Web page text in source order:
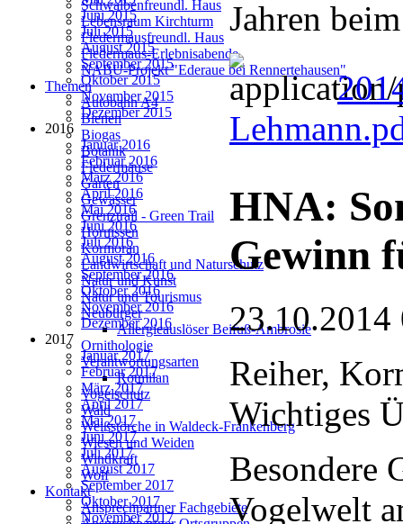
Schwalbenfreundl. Haus
Lebensraum Kirchturm
Fledermausfreundl. Haus
Fledermaus-Erlebnisabende
NABU-Projekt "Ederaue bei Rennertehausen"
Themen
Autobahn A4
Bienen
Biogas
Botanik
Fledermäuse
Garten
Gewässer
Grenztrail - Green Trail
Hornissen
Kormoran
Landwirtschaft und Naturschutz
Natur und Kunst
Natur und Tourismus
Neubürger
Allergieauslöser Beifuß-Ambrosie
Ornithologie
Verantwortungsarten
Rotmilan
Vogelschutz
Wald
Weißstörche in Waldeck-Frankenberg
Wiesen und Weiden
Windkraft
Wolf
Kontakt
Ansprechpartner Fachgebiete
Juni 2015
Juli 2015
August 2015
September 2015
Oktober 2015
November 2015
Dezember 2015
2016
Januar 2016
Februar 2016
März 2016
April 2016
Mai 2016
Juni 2016
Juli 2016
August 2016
September 2016
Oktober 2016
November 2016
Dezember 2016
2017
Januar 2017
Februar 2017
März 2017
April 2017
Mai 2017
Juni 2017
Juli 2017
August 2017
September 2017
Oktober 2017
November 2017
Jahren
HNA:
Gewinn
23.10.2014
Reiher,
Wichtiges
Besondere
Vogelwelt